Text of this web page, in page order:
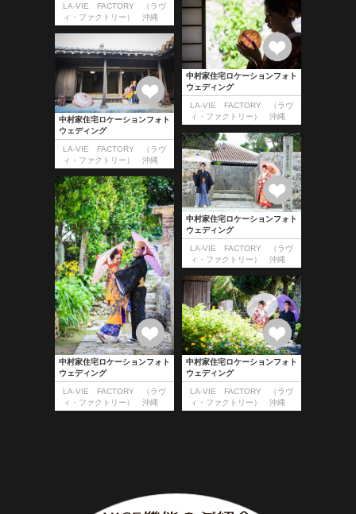
LA-VIE FACTORY （ラヴ
ィ・ファクトリー） 沖縄
中村家住宅ロケーションフォト
ウェディング
LA-VIE FACTORY （ラヴ
ィ・ファクトリー） 沖縄
中村家住宅ロケーションフォト
ウェディング
LA-VIE FACTORY （ラヴ
ィ・ファクトリー） 沖縄
中村家住宅ロケーションフォト
ウェディング
LA-VIE FACTORY （ラヴ
ィ・ファクトリー） 沖縄
中村家住宅ロケーションフォト
ウェディング
LA-VIE FACTORY （ラヴ
ィ・ファクトリー） 沖縄
中村家住宅ロケーションフォト
ウェディング
LA-VIE FACTORY （ラヴ
ィ・ファクトリー） 沖縄